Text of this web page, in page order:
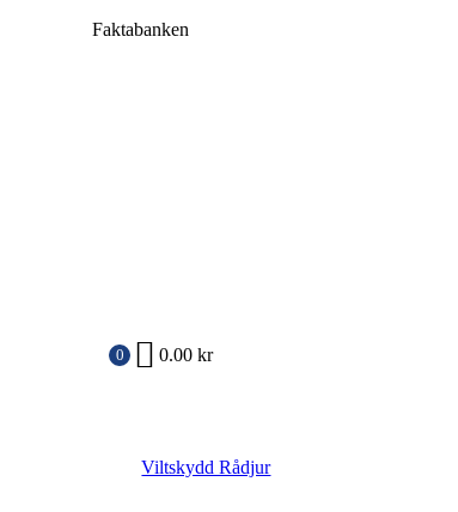
Faktabanken
0 0.00kr
Viltskydd Rådjur